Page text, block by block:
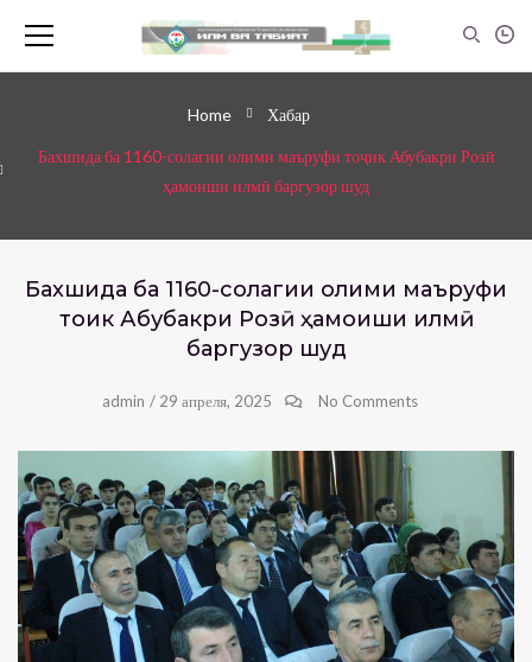
Home Хабар
Бахшида ба 1160-солагии олими маъруфи тоҷик Абубакри Розӣ
ҳамоиши илмӣ баргузор шуд
Бахшида ба 1160-солагии олими маъруфи
тоҷик Абубакри Розӣ ҳамоиши илмӣ
баргузор шуд
admin / 29 апреля, 2025 No Comments